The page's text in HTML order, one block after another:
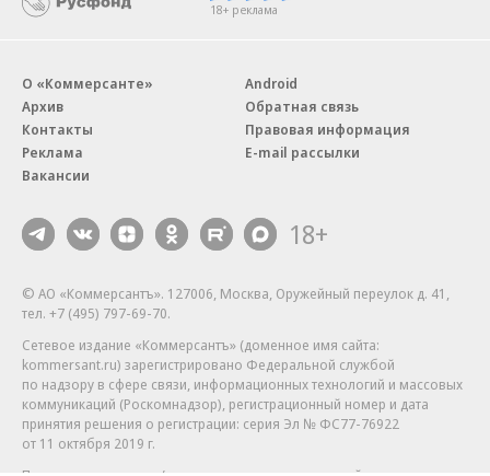
18+ реклама
О «Коммерсанте»
Архив
Контакты
Реклама
Вакансии
Android
Обратная связь
Правовая информация
E-mail рассылки
18+
© АО «Коммерсантъ». 127006, Москва, Оружейный переулок д. 41,
тел. +7 (495) 797-69-70.
Сетевое издание «Коммерсантъ» (доменное имя сайта:
kommersant.ru) зарегистрировано Федеральной службой
по надзору в сфере связи, информационных технологий и массовых
коммуникаций (Роскомнадзор), регистрационный номер и дата
принятия решения о регистрации: серия Эл № ФС77-76922
от 11 октября 2019 г.